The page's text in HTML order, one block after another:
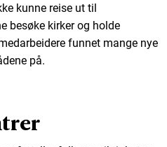
kunne reise ut til
besøke kirker og holde
funnet mange nye
på.